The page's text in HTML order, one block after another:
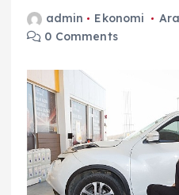
admin Ekonomi
0 Comments